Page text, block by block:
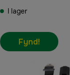
I lager
Fynd!